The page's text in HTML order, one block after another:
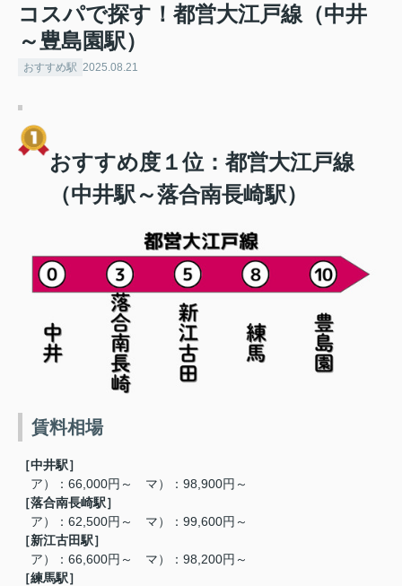
コスパで探す！都営大江戸線（中井
～豊島園駅）
おすすめ駅 2025.08.21
おすすめ度１位：都営大江戸線
（中井駅～落合南長崎駅）
賃料相場
［中井駅］
ア）：66,000円～ マ）：98,900円～
［落合南長崎駅］
ア）：62,500円～ マ）：99,600円～
［新江古田駅］
ア）：66,600円～ マ）：98,200円～
［練馬駅］